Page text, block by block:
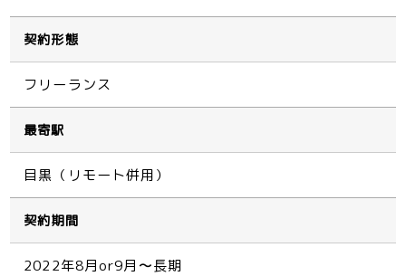
契約形態
フリーランス
最寄駅
目黒（リモート併用）
契約期間
2022年8月or9月〜長期